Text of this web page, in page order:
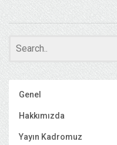
Genel
Hakkımızda
Yayın Kadromuz